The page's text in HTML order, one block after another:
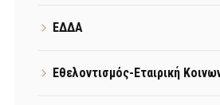
ΕΔΔΑ
Εθελοντισμός-Εταιρική